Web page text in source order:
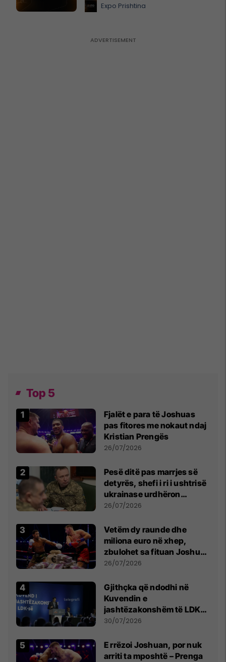
Expo Prishtina
Top 5
Fjalët e para të Joshuas
pas fitores me nokaut ndaj
Kristian Prengës
26/07/2026
Pesë ditë pas marrjes së
detyrës, shefi i ri i ushtrisë
ukrainase urdhëron
kontroll të madh
26/07/2026
Vetëm dy raunde dhe
miliona euro në xhep,
zbulohet sa fituan Joshua
e Prenga
26/07/2026
Gjithçka që ndodhi në
Kuvendin e
jashtëzakonshëm të LDK-
së
30/07/2026
E rrëzoi Joshuan, por nuk
arriti ta mposhtë – Prenga